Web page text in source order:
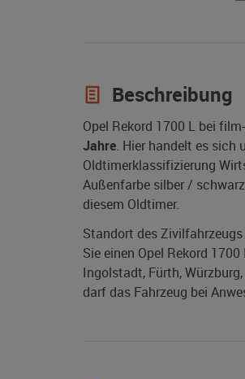
Beschreibung
Opel Rekord 1700 L bei
Jahre. Hier handelt es sich
Oldtimerklassifizierung
Außenfarbe silber /
diesem Oldtimer.
Standort des
Sie einen Opel Rekord
Ingolstadt, Fürth,
darf das Fahrzeug bei